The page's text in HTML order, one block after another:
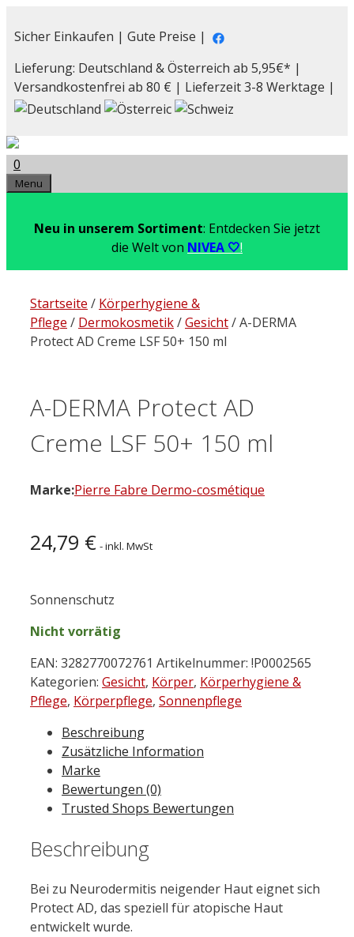
Inhalt
Sicher Einkaufen | Gute Preise |
Lieferung: Deutschland & Österreich ab 5,95€* |
Versandkostenfrei ab 80 € | Lieferzeit 3-8 Werktage |
0
Menu
Neu in unserem Sortiment: Entdecken Sie jetzt
die Welt von NIVEA 🤍!
Startseite / Körperhygiene &
Pflege / Dermokosmetik/Gesicht/ A-DERMA
Protect AD Creme LSF 50+ 150 ml
A-DERMA Protect AD
Creme LSF 50+ 150 ml
Marke:Pierre Fabre Dermo-cosmétique
24,79 € - inkl. MwSt
Sonnenschutz
Nicht vorrätig
EAN: 3282770072761 Artikelnummer: !P0002565
Kategorien: Gesicht, Körper, Körperhygiene &
Pflege, Körperpflege, Sonnenpflege
Beschreibung
Zusätzliche Information
Marke
Bewertungen (0)
Trusted Shops Bewertungen
Beschreibung
Bei zu Neurodermitis neigender Haut eignet sich
Protect AD, das speziell für atopische Haut
entwickelt wurde.